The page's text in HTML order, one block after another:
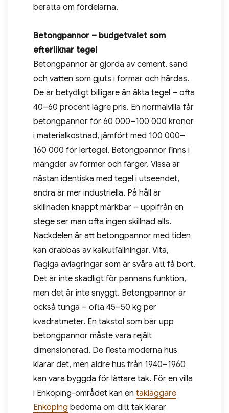
berätta om fördelarna.
Betongpannor – budgetvalet som
efterliknar tegel
Betongpannor är gjorda av cement, sand
och vatten som gjuts i formar och härdas.
De är betydligt billigare än äkta tegel – ofta
40–60 procent lägre pris. En normalvilla får
betongpannor för 60 000–100 000 kronor
i materialkostnad, jämfört med 100 000–
160 000 för lertegel. Betongpannor finns i
mängder av former och färger. Vissa är
nästan identiska med tegel i utseendet,
andra är mer industriella. På håll är
skillnaden knappt märkbar – uppifrån en
stege ser man ofta ingen skillnad alls.
Nackdelen är att betongpannor med tiden
kan drabbas av kalkutfällningar. Vita,
flagiga avlagringar som är svåra att få bort.
Det är inte skadligt för pannans funktion,
men det är inte snyggt. Betongpannor är
också tunga – ofta 45–50 kg per
kvadratmeter. En takstol som bär upp
betongpannor måste vara rejält
dimensionerad. De flesta moderna hus
klarar det, men äldre hus från 1940–1960
kan vara byggda för lättare tak. För en villa
i Enköping-området kan en takläggare
Enköping bedöma om ditt tak klarar